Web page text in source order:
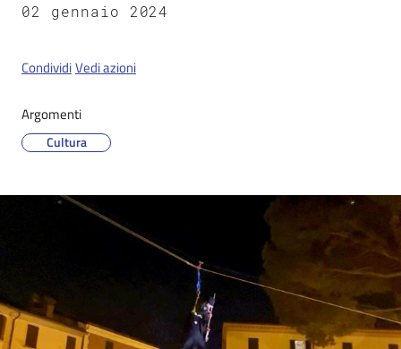
line
Tutti
gli
02 gennaio 2024
CondividiVedi azioni
Argomenti
Cultura